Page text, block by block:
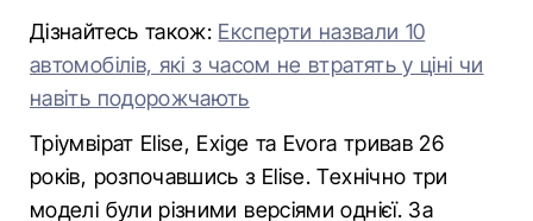
Дізнайтесь також: Експерти назвали 10
автомобілів, які з часом не втратять у ціні чи
навіть подорожчають
Тріумвірат Elise, Exige та Evora тривав 26
років, розпочавшись з Elise. Технічно три
моделі були різними версіями однієї. За